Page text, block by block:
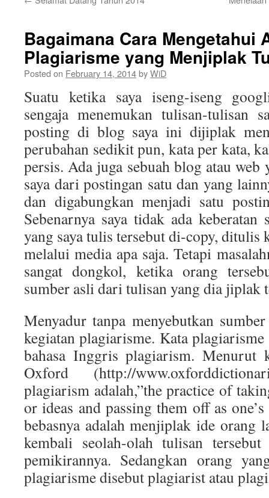
Bagaimana Cara Mengetahui
Plagiarisme yang Menjiplak
Posted on February 14, 2014byWiD
Suatu ketika saya iseng-iseng
sengaja menemukan tulisan-tulisan
posting di blog saya ini dijiplak
perubahan sedikit pun, kata per kata,
persis. Ada juga sebuah blog atau
saya dari postingan satu dan yang
dan digabungkan menjadi satu
Sebenarnya saya tidak ada
yang saya tulis tersebut di-copy, ditulis
melalui media apa saja. Tetapi
sangat dongkol, ketika orang
sumber asli dari tulisan yang dia jiplak
Menyadur tanpa menyebutkan
kegiatan plagiarisme. Kata
bahasa Inggris plagiarism. Menurut
Oxford (http://
plagiarism adalah,”the practice of
or ideas and passing them off as
bebasnya adalah menjiplak ide orang
kembali seolah-olah tulisan
pemikirannya. Sedangkan orang
plagiarisme disebut plagiarist atau